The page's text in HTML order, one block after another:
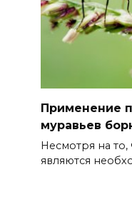
Применение
муравьев
Несмотря на то,
являются